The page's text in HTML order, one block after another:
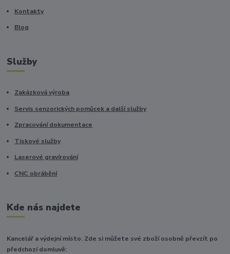
Kontakty
Blog
Služby
Zakázková výroba
Servis senzorických pomůcek a další služby
Zpracování dokumentace
Tiskové služby
Laserové gravírování
CNC obrábění
Kde nás najdete
Kancelář a výdejní místo. Zde si můžete své zboží osobně převzít po
předchozí domluvě: